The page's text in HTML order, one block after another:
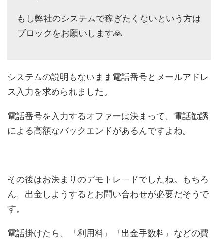
もし弊社のシステムで稼ぎたくないという方は
ブロックをお願いします🙏
システムの説明もないまま電話番号とメールアドレ
ス入力を求められました。
電話番号を入力するオファーは決まって、電話勧誘
による高額なバックエンドがあるんですよね。
その後はお決まりのデモトレードでしたね。もちろ
ん、出金しようするとお問い合わせが必要だそうで
す。
電話掛けたら、『利用料』『出金手数料』などの費